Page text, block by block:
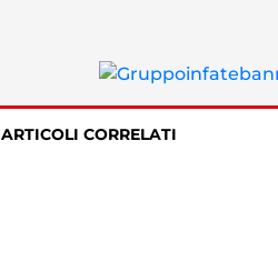
ARTICOLI CORRELATI